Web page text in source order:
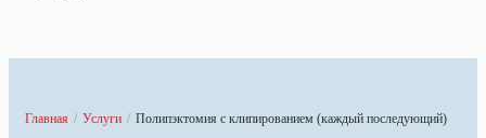
Главная / Услуги / Полипэктомия с клипированием (каждый последующий)